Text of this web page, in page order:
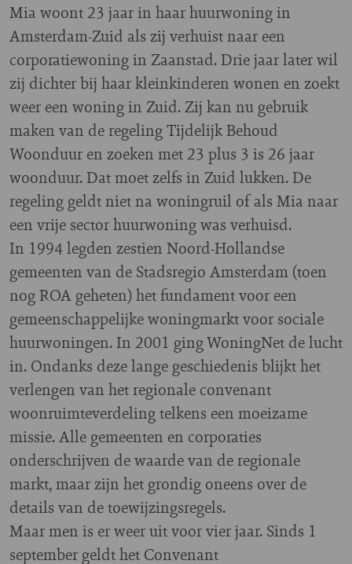
Mia woont 23 jaar in haar huurwoning in
Amsterdam-Zuid als zij verhuist naar een
corporatiewoning in Zaanstad. Drie jaar later wil
zij dichter bij haar kleinkinderen wonen en zoekt
weer een woning in Zuid. Zij kan nu gebruik
maken van de regeling Tijdelijk Behoud
Woonduur en zoeken met 23 plus 3 is 26 jaar
woonduur. Dat moet zelfs in Zuid lukken. De
regeling geldt niet na woningruil of als Mia naar
een vrije sector huurwoning was verhuisd.
In 1994 legden zestien Noord-Hollandse
gemeenten van de Stadsregio Amsterdam (toen
nog ROA geheten) het fundament voor een
gemeenschappelijke woningmarkt voor sociale
huurwoningen. In 2001 ging WoningNet de lucht
in. Ondanks deze lange geschiedenis blijkt het
verlengen van het regionale convenant
woonruimteverdeling telkens een moeizame
missie. Alle gemeenten en corporaties
onderschrijven de waarde van de regionale
markt, maar zijn het grondig oneens over de
details van de toewijzingsregels.
Maar men is er weer uit voor vier jaar. Sinds 1
september geldt het Convenant